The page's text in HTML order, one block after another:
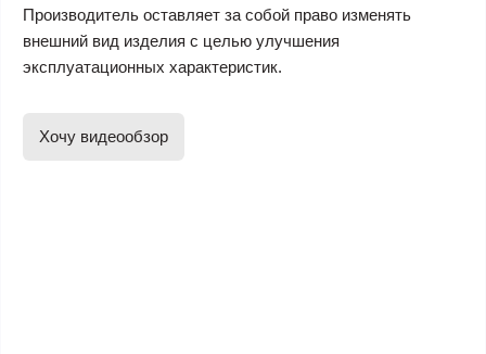
Производитель оставляет за собой право изменять
внешний вид изделия с целью улучшения
эксплуатационных характеристик.
Хочу видеообзор